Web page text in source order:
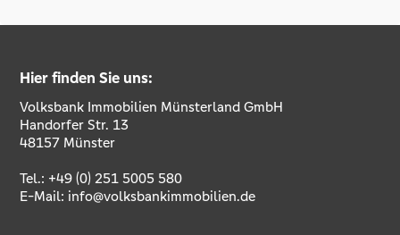
Hier finden Sie uns:
Volksbank Immobilien Münsterland GmbH
Handorfer Str. 13
48157 Münster
Tel.: +49 (0) 251 5005 580
E-Mail: info@volksbankimmobilien.de